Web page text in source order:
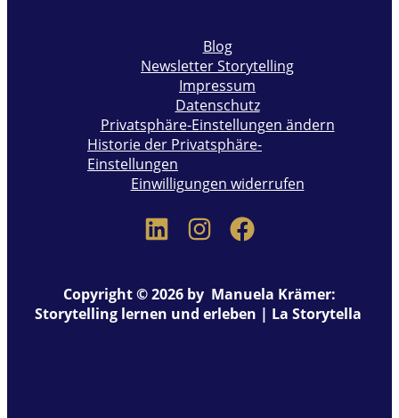
Blog
Newsletter Storytelling
Impressum
Datenschutz
Privatsphäre-Einstellungen ändern
Historie der Privatsphäre-
Einstellungen
Einwilligungen widerrufen
Copyright © 2026 by Manuela Krämer:
Storytelling lernen und erleben | La Storytella